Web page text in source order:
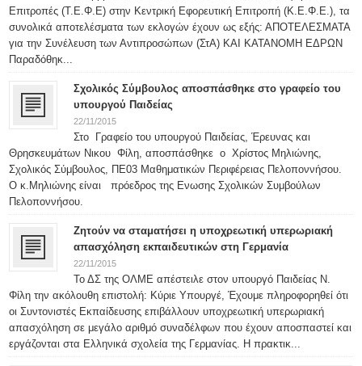
Επιτροπές (Τ.Ε.Φ.Ε) στην Κεντρική Εφορευτική Επιτροπή (Κ.Ε.Φ.Ε.), τα
συνολικά αποτελέσματα των εκλογών έχουν ως εξής: ΑΠΟΤΕΛΕΣΜΑΤΑ
για την Συνέλευση των Αντιπροσώπων (ΣτΑ) ΚΑΙ ΚΑΤΑΝΟΜΗ ΕΔΡΩΝ
Παραδόθηκ...
Σχολικός Σύμβουλος αποσπάσθηκε στο γραφείο του
υπουργού Παιδείας
22/11/2015
Στο Γραφείο του υπουργού Παιδείας, Έρευνας και
Θρησκευμάτων Νικου Φίλη, αποσπάσθηκε ο Χρίστος Μηλιώνης,
Σχολικός Σύμβουλος, ΠΕ03 Μαθηματικών Περιφέρειας Πελοποννήσου.
Ο κ.Μηλιώνης είναι πρόεδρος της Ενωσης Σχολικών Συμβούλων
Πελοποννήσου.
Ζητούν να σταματήσει η υποχρεωτική υπερωριακή
απασχόληση εκπαιδευτικών στη Γερμανία
22/11/2015
Το ΔΣ της ΟΛΜΕ απέστειλε στον υπουργό Παιδείας Ν.
Φίλη την ακόλουθη επιστολή: Κύριε Υπουργέ, Έχουμε πληροφορηθεί ότι
οι Συντονιστές Εκπαίδευσης επιβάλλουν υποχρεωτική υπερωριακή
απασχόληση σε μεγάλο αριθμό συναδέλφων που έχουν αποσπαστεί και
εργάζονται στα Ελληνικά σχολεία της Γερμανίας. Η πρακτικ...